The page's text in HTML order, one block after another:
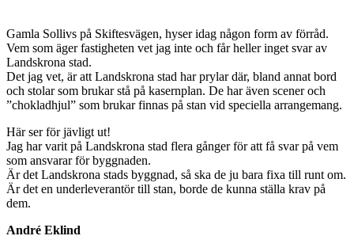
Gamla Sollivs på Skiftesvägen, hyser idag någon form av förråd.
Vem som äger fastigheten vet jag inte och får heller inget svar av
Landskrona stad.
Det jag vet, är att Landskrona stad har prylar där, bland annat bord
och stolar som brukar stå på kasernplan. De har även scener och
”chokladhjul” som brukar finnas på stan vid speciella arrangemang.
Här ser för jävligt ut!
Jag har varit på Landskrona stad flera gånger för att få svar på vem
som ansvarar för byggnaden.
Är det Landskrona stads byggnad, så ska de ju bara fixa till runt om.
Är det en underleverantör till stan, borde de kunna ställa krav på
dem.
André Eklind